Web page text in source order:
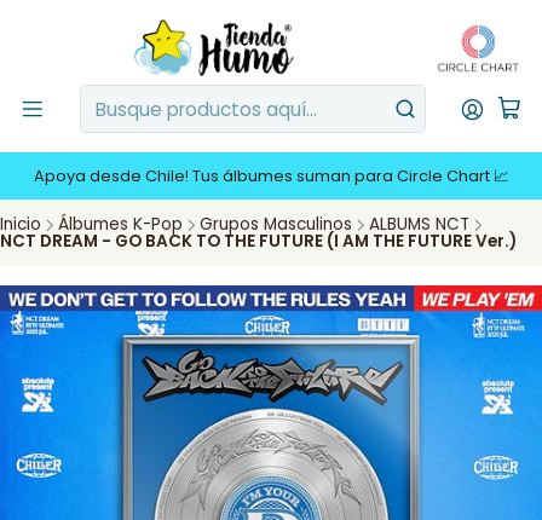
Apoya desde Chile! Tus álbumes suman para Circle Chart 📈
Inicio Álbumes K-Pop Grupos Masculinos ALBUMS NCT
NCT DREAM - GO BACK TO THE FUTURE (I AM THE FUTURE Ver.)